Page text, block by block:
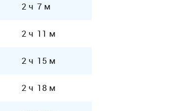
2 ч 7 м
2 ч 11 м
2 ч 15 м
2 ч 18 м